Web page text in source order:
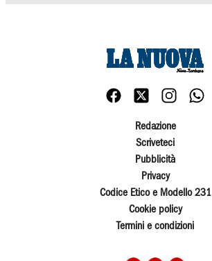
Redazione
Scriveteci
Pubblicità
Privacy
Codice Etico e Modello 231
Cookie policy
Termini e condizioni